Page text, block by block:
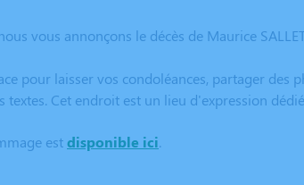
vous annonçons le décès de Maurice
pour laisser vos condoléances, partager des
textes. Cet endroit est un lieu d'expression
estdisponible ici.